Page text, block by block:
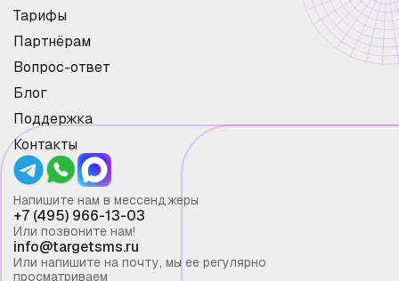
Тарифы
Партнёрам
Вопрос-ответ
Блог
Поддержка
Контакты
Напишите нам в мессенджеры
+7 (495) 966-13-03
Или позвоните нам!
info@targetsms.ru
Или напишите на почту, мы ее регулярно
просматриваем